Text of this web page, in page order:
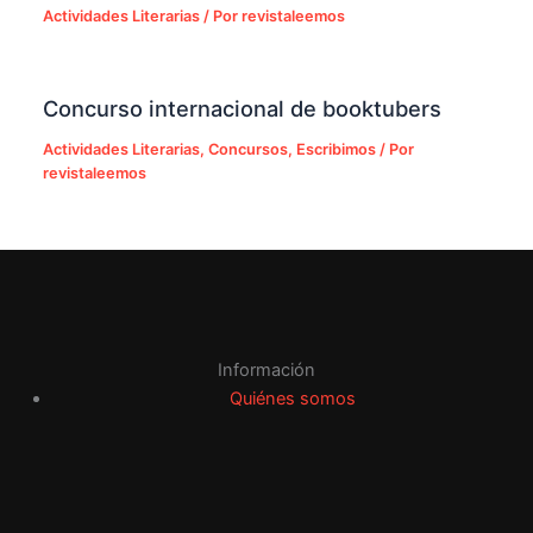
Actividades Literarias / Porrevistaleemos
Concurso internacional de booktubers
Actividades Literarias,Concursos, Escribimos / Por
revistaleemos
Información
Quiénes somos